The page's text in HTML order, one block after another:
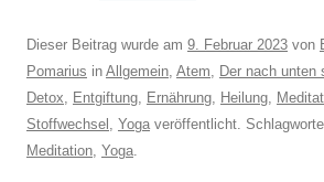
Dieser Beitrag wurde am 9. Februar 2023 von
Pomarius in Allgemein, Atem, Der nach unten
Detox, Entgiftung, Ernährung, Heilung,
Stoffwechsel , Yoga veröffentlicht.
Meditation, Yoga.